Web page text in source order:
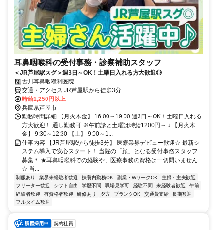
耳鼻咽喉科の受付事務・診察補助スタッフ
＜JR芦屋駅スグ＞週3日～OK！土曜日入れる方大歓迎◎
古川耳鼻咽喉科医院
交通・アクセス JR芦屋駅から徒歩3分
時給1,250円以上
兵庫県芦屋市
勤務時間詳細 【月火木金】 16:00～19:00 週3日～OK！土曜日入れる
方大歓迎！ 通し勤務可 ※午前診と土曜は時給1200円～ ↓ 【月火木
金】 9:30～12:30 【土】 9:00～1...
仕事内容 【JR芦屋駅から徒歩3分】 医療業界デビュー歓迎☆ 最新シ
ステム導入で安心スタート！ 当院の「顔」となる受付事務スタッフ
募集＊ ★耳鼻咽喉科での経験や、医療事務の資格は一切問いません
☆ 当...
制服あり 業界未経験者歓迎 扶養内勤務OK 副業・WワークOK
主婦・主夫歓迎
フリーター歓迎
シフト自由 学歴不問 職場見学可 経験不問 未経験者歓迎
午前
経験者歓迎
有資格者歓迎 研修あり 夕方 ブランクOK 交通費支給
長期歓迎
フルタイム歓迎
契約社員